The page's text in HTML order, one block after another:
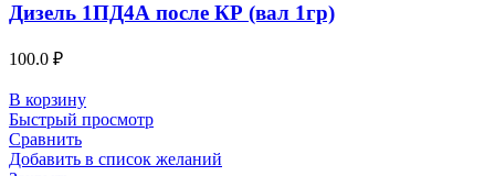
Дизель 1ПД4А после КР (вал 1гр)
100.0 ₽
В корзину
Быстрый просмотр
Сравнить
Добавить в список желаний